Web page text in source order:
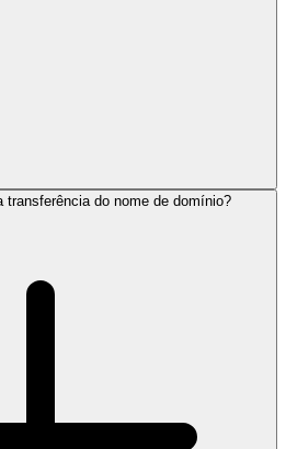
transferência do nome de domínio?